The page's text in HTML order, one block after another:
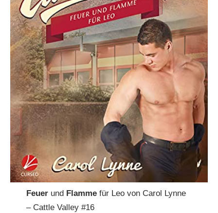
Feuer und Flamme für Leo von Carol Lynne
– Cattle Valley #16